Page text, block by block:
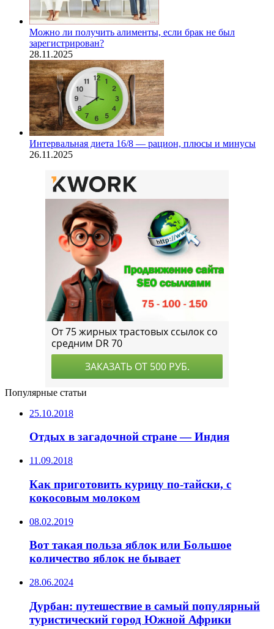
Можно ли получить алименты, если брак не был
зарегистрирован?
28.11.2025
Интервальная диета 16/8 — рацион, плюсы и минусы
26.11.2025
Популярные статьи
25.10.2018
Отдых в загадочной стране — Индия
11.09.2018
Как приготовить курицу по-тайски, с
кокосовым молоком
08.02.2019
Вот такая польза яблок или Большое
количество яблок не бывает
28.06.2024
Дурбан: путешествие в самый популярный
туристический город Южной Африки